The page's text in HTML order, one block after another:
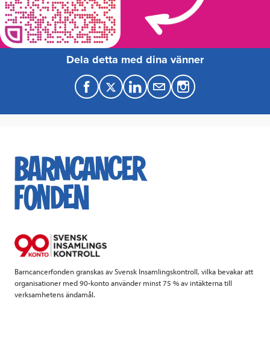
Dela detta med dina vänner
F
a
e
b
k
T
w
t
t
L
i
k
e
M
a
Barncancerfonden granskas av Svensk Insamlingskontroll, vilka bevakar att
organisationer med 90-konto använder minst 75 % av intäkterna till
verksamhetens ändamål.